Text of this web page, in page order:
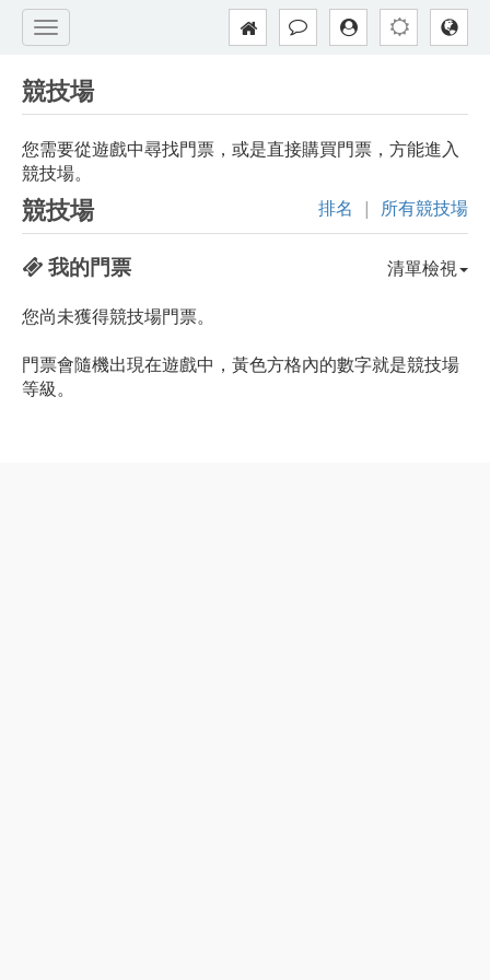
競技場
您需要從遊戲中尋找門票，或是直接購買門票，方能進入
競技場。
競技場 排名 | 所有競技場
我的門票
清單檢視
您尚未獲得競技場門票。
門票會隨機出現在遊戲中，黃色方格內的數字就是競技場
等級。